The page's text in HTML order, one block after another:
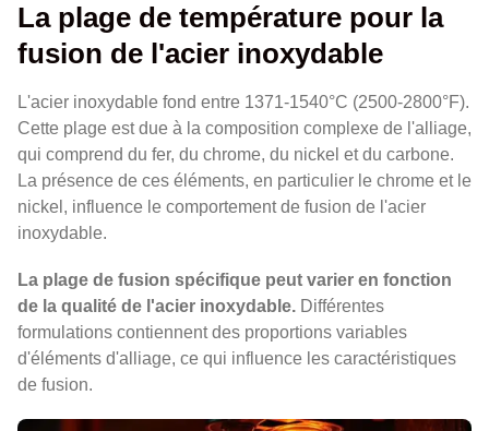
La plage de température pour la
fusion de l'acier inoxydable
L'acier inoxydable fond entre 1371-1540°C (2500-2800°F).
Cette plage est due à la composition complexe de l'alliage,
qui comprend du fer, du chrome, du nickel et du carbone.
La présence de ces éléments, en particulier le chrome et le
nickel, influence le comportement de fusion de l'acier
inoxydable.
La plage de fusion spécifique peut varier en fonction
de la qualité de l'acier inoxydable. Différentes
formulations contiennent des proportions variables
d'éléments d'alliage, ce qui influence les caractéristiques
de fusion.